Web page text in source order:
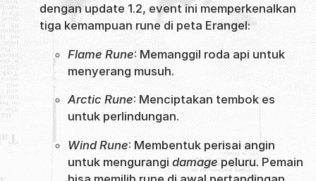
dengan update 1.2, event ini memperkenalkan
tiga kemampuan rune di peta Erangel:
Flame Rune: Memanggil roda api untuk
menyerang musuh.
Arctic Rune: Menciptakan tembok es
untuk perlindungan.
Wind Rune: Membentuk perisai angin
untuk mengurangi damagepeluru. Pemain